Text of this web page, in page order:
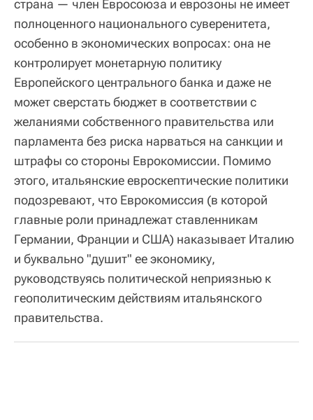
страна — член Евросоюза и еврозоны не имеет
полноценного национального суверенитета,
особенно в экономических вопросах: она не
контролирует монетарную политику
Европейского центрального банка и даже не
может сверстать бюджет в соответствии с
желаниями собственного правительства или
парламента без риска нарваться на санкции и
штрафы со стороны Еврокомиссии. Помимо
этого, итальянские евроскептические политики
подозревают, что Еврокомиссия (в которой
главные роли принадлежат ставленникам
Германии, Франции и США) наказывает Италию
и буквально "душит" ее экономику,
руководствуясь политической неприязнью к
геополитическим действиям итальянского
правительства.